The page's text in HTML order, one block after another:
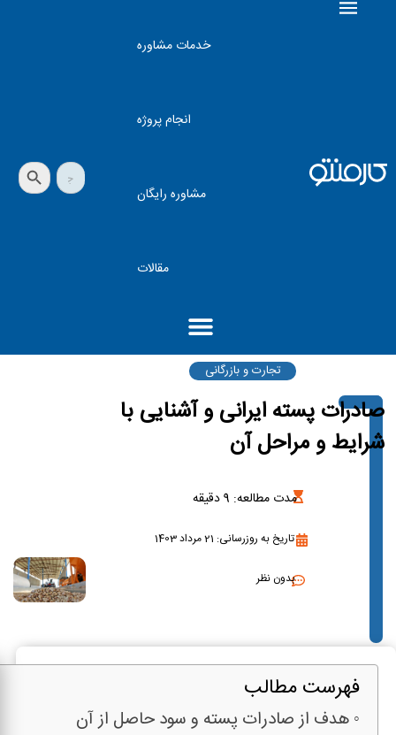
خدمات مشاوره
انجام پروژه
مشاوره رایگان
مقالات
جستجو
برای:
دکمه جستجو
تجارت و بازرگانی
صادرات پسته ایرانی و آشنایی با
شرایط و مراحل آن
مدت مطالعه: 9دقیقه
تاریخ به روزرسانی: 21 مرداد 1403
بدون نظر
فهرست مطالب
هدف از صادرات پسته و سود حاصل از آن